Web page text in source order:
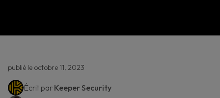
publié le octobre 11, 2023
Écrit par Keeper Security